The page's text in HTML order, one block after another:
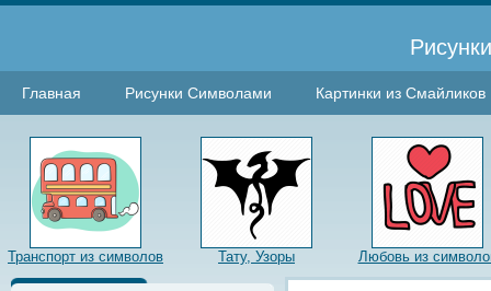
Главная Рисунки Символами Картинки из Смайликов
Транспорт из символов Тату, Узоры Любовь из